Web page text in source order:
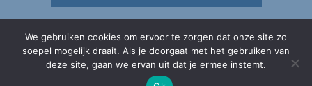
We gebruiken cookies om ervoor te zorgen dat onze site zo
soepel mogelijk draait. Als je doorgaat met het gebruiken van
deze site, gaan we ervan uit dat je ermee instemt.